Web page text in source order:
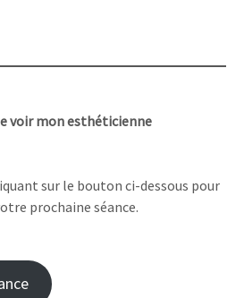
voir mon esthéticienne
sur le bouton ci-dessous pour
prochaine séance.